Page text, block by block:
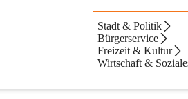
Stadt & Politik
Bürgerservice
Freizeit & Kultur
Wirtschaft &